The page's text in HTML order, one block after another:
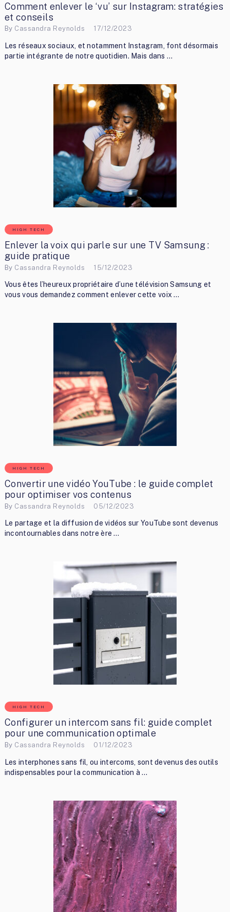
Comment enlever le ‘vu’ sur Instagram: stratégies
et conseils
By Cassandra Reynolds 17/12/2023
Les réseaux sociaux, et notamment Instagram, font désormais
partie intégrante de notre quotidien. Mais dans …
HIGH TECH
Enlever la voix qui parle sur une TV Samsung :
guide pratique
By Cassandra Reynolds 15/12/2023
Vous êtes l’heureux propriétaire d’une télévision Samsung et
vous vous demandez comment enlever cette voix …
HIGH TECH
Convertir une vidéo YouTube : le guide complet
pour optimiser vos contenus
By Cassandra Reynolds 05/12/2023
Le partage et la diffusion de vidéos sur YouTube sont devenus
incontournables dans notre ère …
HIGH TECH
Configurer un intercom sans fil: guide complet
pour une communication optimale
By Cassandra Reynolds 01/12/2023
Les interphones sans fil, ou intercoms, sont devenus des outils
indispensables pour la communication à …